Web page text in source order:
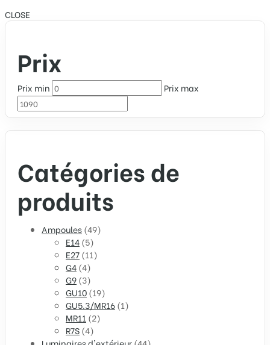
CLOSE
Prix
Prix min Prix max
Catégories de
produits
Ampoules(49)
E14(5)
E27(11)
G4(4)
G9(3)
GU10(19)
GU5.3/MR16(1)
MR11 (2)
R7S(4)